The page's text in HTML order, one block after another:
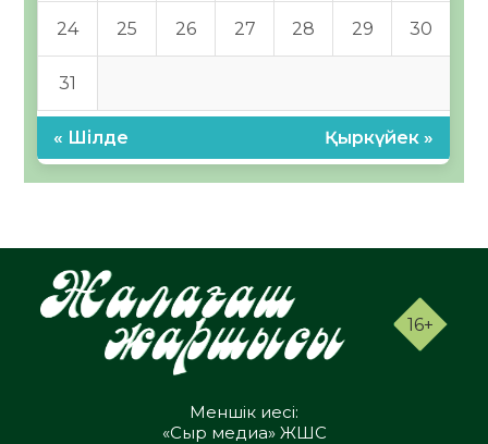
24 25 26 27 28 29 30
31
« Шілде Қыркүйек »
16+
Меншік иесі:
«Сыр медиа» ЖШС